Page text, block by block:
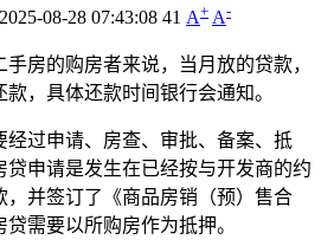
2025-08-28 07:43:08 41 A+ A-
房的购房者来说，当月放的贷款，
，具体还款时间银行会通知。
经过申请、房查、审批、备案、抵
申请是发生在已经按与开发商的约
，并签订了《商品房销（预）售合
需要以所购房作为抵押。